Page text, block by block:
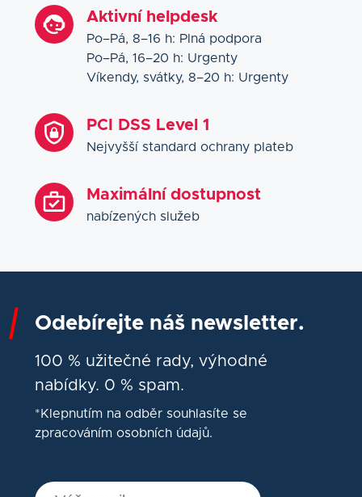
Aktivní helpdesk
Po–Pá, 8–16 h: Plná podpora
Po–Pá, 16–20 h: Urgenty
Víkendy, svátky, 8–20 h: Urgenty
PCI DSS Level 1
Nejvyšší standard ochrany plateb
Maximální dostupnost
nabízených služeb
Odebírejte náš newsletter.
100 % užitečné rady, výhodné
nabídky. 0 % spam.
*Klepnutím na odběr souhlasíte se
zpracováním osobních údajů.